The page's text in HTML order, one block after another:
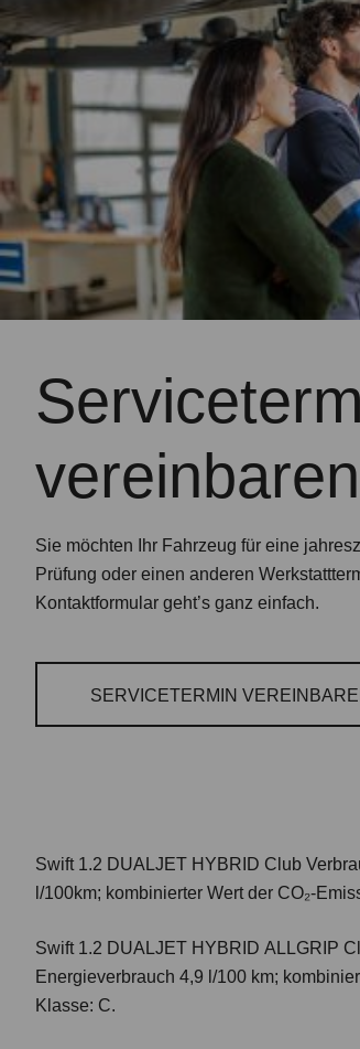
vereinbaren
Sie möchten Ihr Fahrzeug für eine
Prüfung oder einen anderen
Kontaktformular geht’s ganz einfach.
SERVICETERMIN
Swift 1.2 DUALJET HYBRID Club
l/100km; kombinierter Wert der CO₂-
Swift 1.2 DUALJET HYBRID ALLGRIP
Energieverbrauch 4,9 l/100 km;
Klasse: C.